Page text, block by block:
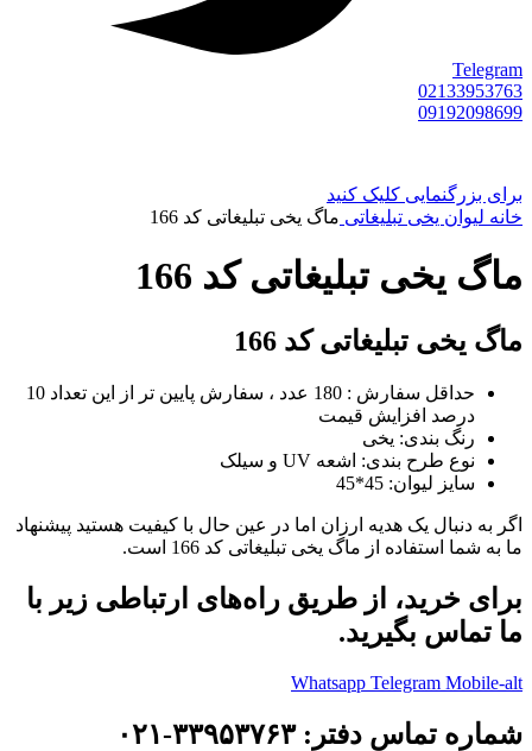
Telegram
02133953763
09192098699
برای بزرگنمایی کلیک کنید
خانه لیوان یخی تبلیغاتی ماگ یخی تبلیغاتی کد 166
ماگ یخی تبلیغاتی کد 166
ماگ یخی تبلیغاتی کد 166
حداقل سفارش : 180 عدد ، سفارش پایین تر از این تعداد 10
درصد افزایش قیمت
رنگ بندی: یخی
نوع طرح بندی: اشعه UV و سیلک
سایز لیوان: 45*45
اگر به دنبال یک هدیه ارزان اما در عین حال با کیفیت هستید پیشنهاد
ما به شما استفاده از ماگ یخی تبلیغاتی کد 166 است.
برای خرید، از طریق راه‌های ارتباطی زیر با
ما تماس بگیرید.
Whatsapp Telegram Mobile-alt
شماره تماس دفتر: ۳۳۹۵۳۷۶۳-۰۲۱